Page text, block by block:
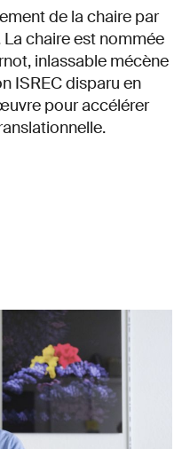
de la chaire par
La chaire est nommée
inlassable mécène
ISREC disparu en
pour accélérer